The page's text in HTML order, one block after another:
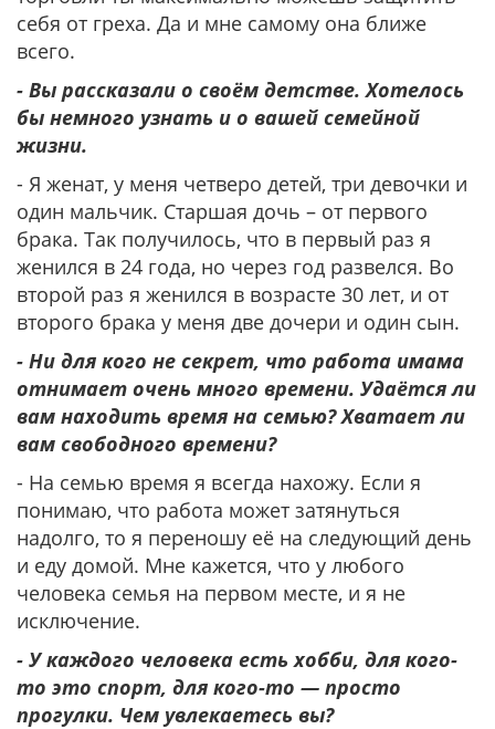
себя от греха. Да и мне самому она ближе
всего.
- Вы рассказали о своём детстве. Хотелось
бы немного узнать и о вашей семейной
жизни.
- Я женат, у меня четверо детей, три девочки и
один мальчик. Старшая дочь – от первого
брака. Так получилось, что в первый раз я
женился в 24 года, но через год развелся. Во
второй раз я женился в возрасте 30 лет, и от
второго брака у меня две дочери и один сын.
- Ни для кого не секрет, что работа имама
отнимает очень много времени. Удаётся ли
вам находить время на семью? Хватает ли
вам свободного времени?
- На семью время я всегда нахожу. Если я
понимаю, что работа может затянуться
надолго, то я переношу её на следующий день
и еду домой. Мне кажется, что у любого
человека семья на первом месте, и я не
исключение.
- У каждого человека есть хобби, для кого-
то это спорт, для кого-то — просто
прогулки. Чем увлекаетесь вы?